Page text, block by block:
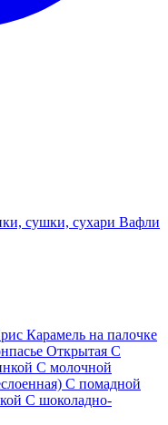
сушки, сухари Вафли
Карамель на палочке
Открытая С
С молочной
С помадной
С шоколадно-